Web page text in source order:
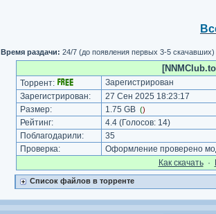
Время раздачи: 24/7 (до появления первых 3-5 скачавших)
Торрент:
Зарегистрирован
Зарегистрирован:
27 Сен 2025 18:23:17
Размер:
1.75 GB ()
Рейтинг: 4.4(Голосов: 14)
Поблагодарили:
35
Проверка:
Оформление проверено
Как cкачать·
Список файлов в торренте